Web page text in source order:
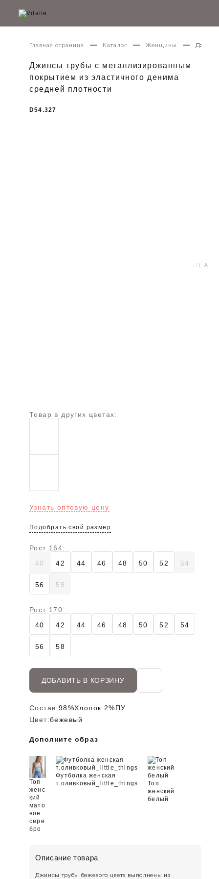
Главная страница Каталог Женщины
Джинсы трубы с металлизированным
покрытием из эластичного денима
средней плотности
D54.327
Товар в других цветах:
Узнать оптовую цену
Подобрать свой размер
Рост 164:
40
42 44 46 48 50 52 54
56 58
Рост 170:
40
42 44 46 48 50 52 54
56 58
ДОБАВИТЬ В КОРЗИНУ
Состав:98%Хлопок 2%ПУ
Цвет:бежевый
Дополните образ
Топ
женс
кий
мато
вое
сере
бро
Футболка женская
т.оливковый_little_things
Топ
женский
белый
Описание товара
Джинсы трубы бежевого цвета выполнены из